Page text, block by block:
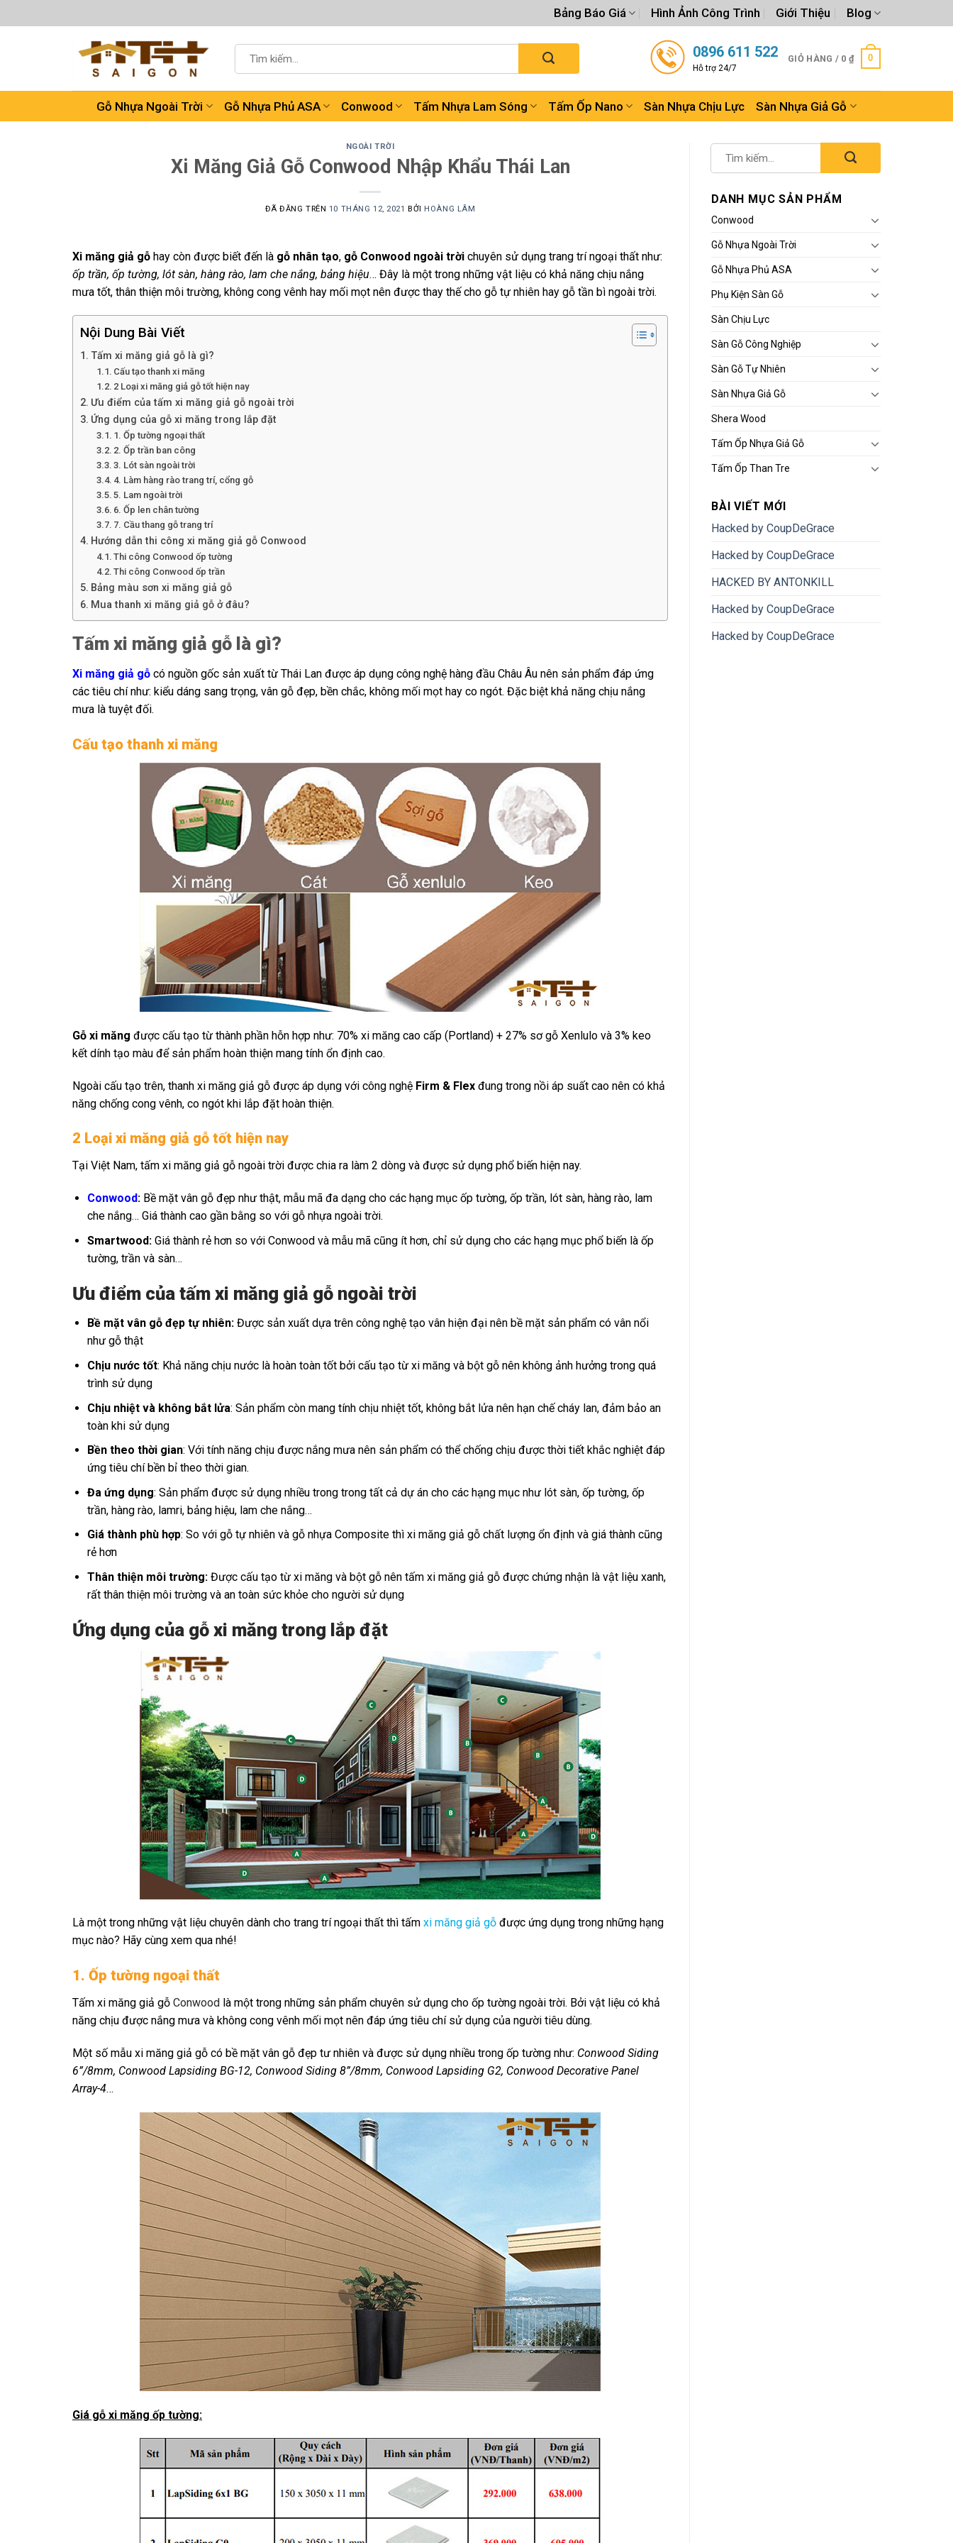
đến
Bảng Báo Giá Hình Ảnh Công Trình Giới Thiệu Blog
kiếm:
0896 611 522
Hỗ trợ 24/7
GIỎ HÀNG / 0 ₫ 0
Gỗ Nhựa Ngoài Trời Gỗ Nhựa Phủ ASA Conwood Tấm Nhựa Lam Sóng Tấm Ốp Nano Sàn Nhựa Chịu Lực Sàn Nhựa Giả Gỗ
NGOÀI TRỜI
Xi Măng Giả Gỗ Conwood Nhập Khẩu Thái Lan
ĐÃ ĐĂNG TRÊN 10 THÁNG 12, 2021 BỞI HOÀNG LÂM
Xi măng giả gỗ hay còn được biết đến là gỗ nhân tạo, gỗ Conwood ngoài trời chuyên sử dụng trang trí ngoại thất như:
ốp trần, ốp tường, lót sàn, hàng rào, lam che nắng, bảng hiệu… Đây là một trong những vật liệu có khả năng chịu nắng
mưa tốt, thân thiện môi trường, không cong vênh hay mối mọt nên được thay thế cho gỗ tự nhiên hay gỗ tần bì ngoài trời.
Nội Dung Bài Viết
Tấm xi măng giả gỗ là gì?
Cấu tạo thanh xi măng
2 Loại xi măng giả gỗ tốt hiện nay
Ưu điểm của tấm xi măng giả gỗ ngoài trời
Ứng dụng của gỗ xi măng trong lắp đặt
1. Ốp tường ngoại thất
2. Ốp trần ban công
3. Lót sàn ngoài trời
4. Làm hàng rào trang trí, cổng gỗ
5. Lam ngoài trời
6. Ốp len chân tường
7. Cầu thang gỗ trang trí
Hướng dẫn thi công xi măng giả gỗ Conwood
Thi công Conwood ốp tường
Thi công Conwood ốp trần
Bảng màu sơn xi măng giả gỗ
Mua thanh xi măng giả gỗ ở đâu?
Tấm xi măng giả gỗ là gì?
Xi măng giả gỗ có nguồn gốc sản xuất từ Thái Lan được áp dụng công nghệ hàng đầu Châu Âu nên sản phẩm đáp ứng
các tiêu chí như: kiểu dáng sang trọng, vân gỗ đẹp, bền chắc, không mối mọt hay co ngót. Đặc biệt khả năng chịu nắng
mưa là tuyệt đối.
Cấu tạo thanh xi măng
Gỗ xi măng được cấu tạo từ thành phần hỗn hợp như: 70% xi măng cao cấp (Portland) + 27% sơ gỗ Xenlulo và 3% keo
kết dính tạo màu để sản phẩm hoàn thiện mang tính ổn định cao.
Ngoài cấu tạo trên, thanh xi măng giả gỗ được áp dụng với công nghệ Firm & Flex đung trong nồi áp suất cao nên có khả
năng chống cong vênh, co ngót khi lắp đặt hoàn thiện.
2 Loại xi măng giả gỗ tốt hiện nay
Tại Việt Nam, tấm xi măng giả gỗ ngoài trời được chia ra làm 2 dòng và được sử dụng phổ biến hiện nay.
Conwood:Bề mặt vân gỗ đẹp như thật, mẫu mã đa dạng cho các hạng mục ốp tường, ốp trần, lót sàn, hàng rào, lam
che nắng… Giá thành cao gần bằng so với gỗ nhựa ngoài trời.
Smartwood:Giá thành rẻ hơn so với Conwood và mẫu mã cũng ít hơn, chỉ sử dụng cho các hạng mục phổ biến là ốp
tường, trần và sàn…
Ưu điểm của tấm xi măng giả gỗ ngoài trời
Bề mặt vân gỗ đẹp tự nhiên:Được sản xuất dựa trên công nghệ tạo vân hiện đại nên bề mặt sản phẩm có vân nổi
như gỗ thật
Chịu nước tốt: Khả năng chịu nước là hoàn toàn tốt bởi cấu tạo từ xi măng và bột gỗ nên không ảnh hưởng trong quá
trình sử dụng
Chịu nhiệt và không bắt lửa: Sản phẩm còn mang tính chịu nhiệt tốt, không bắt lửa nên hạn chế cháy lan, đảm bảo an
toàn khi sử dụng
Bền theo thời gian: Với tính năng chịu được nắng mưa nên sản phẩm có thể chống chịu được thời tiết khắc nghiệt đáp
ứng tiêu chí bền bỉ theo thời gian.
Đa ứng dụng: Sản phẩm được sử dụng nhiều trong trong tất cả dự án cho các hạng mục như lót sàn, ốp tường, ốp
trần, hàng rào, lamri, bảng hiệu, lam che nắng…
Giá thành phù hợp: So với gỗ tự nhiên và gỗ nhựa Composite thì xi măng giả gỗ chất lượng ổn định và giá thành cũng
rẻ hơn
Thân thiện môi trường:Được cấu tạo từ xi măng và bột gỗ nên tấm xi măng giả gỗ được chứng nhận là vật liệu xanh,
rất thân thiện môi trường và an toàn sức khỏe cho người sử dụng
Ứng dụng của gỗ xi măng trong lắp đặt
Là một trong những vật liệu chuyên dành cho trang trí ngoại thất thì tấm xi măng giả gỗ được ứng dụng trong những hạng
mục nào? Hãy cùng xem qua nhé!
1. Ốp tường ngoại thất
Tấm xi măng giả gỗ Conwood là một trong những sản phẩm chuyên sử dụng cho ốp tường ngoài trời. Bởi vật liệu có khả
năng chịu được nắng mưa và không cong vênh mối mọt nên đáp ứng tiêu chí sử dụng của người tiêu dùng.
Một số mẫu xi măng giả gỗ có bề mặt vân gỗ đẹp tư nhiên và được sử dụng nhiều trong ốp tường như: Conwood Siding
6”/8mm, Conwood Lapsiding BG-12, Conwood Siding 8”/8mm, Conwood Lapsiding G2, Conwood Decorative Panel
Array-4…
Giá gỗ xi măng ốp tường:
DANH MỤC SẢN PHẨM
Conwood
Gỗ Nhựa Ngoài Trời
Gỗ Nhựa Phủ ASA
Phụ Kiện Sàn Gỗ
Sàn Chịu Lực
Sàn Gỗ Công Nghiệp
Sàn Gỗ Tự Nhiên
Sàn Nhựa Giả Gỗ
Shera Wood
Tấm Ốp Nhựa Giả Gỗ
Tấm Ốp Than Tre
BÀI VIẾT MỚI
Hacked by CoupDeGrace
Hacked by CoupDeGrace
HACKED BY ANTONKILL
Hacked by CoupDeGrace
Hacked by CoupDeGrace